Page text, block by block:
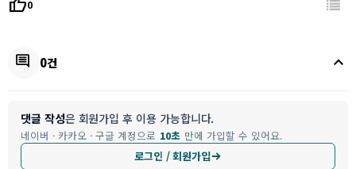
thumb_up0
comment 0건 keyboard_arrow_up
댓글 작성은 회원가입 후 이용 가능합니다.
네이버 · 카카오 · 구글 계정으로 10초 만에 가입할 수 있어요.
로그인 / 회원가입